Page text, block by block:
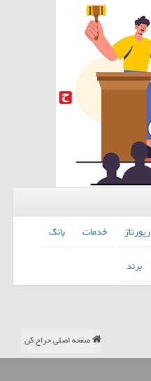
رپورتاژ خدمات
بانك
برند
صفحه اصلی حراج کن